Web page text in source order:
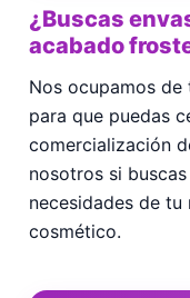
¿Buscas
acabado
Nos ocupamos de
para que puedas
comercialización
nosotros si
necesidades de
cosmético.